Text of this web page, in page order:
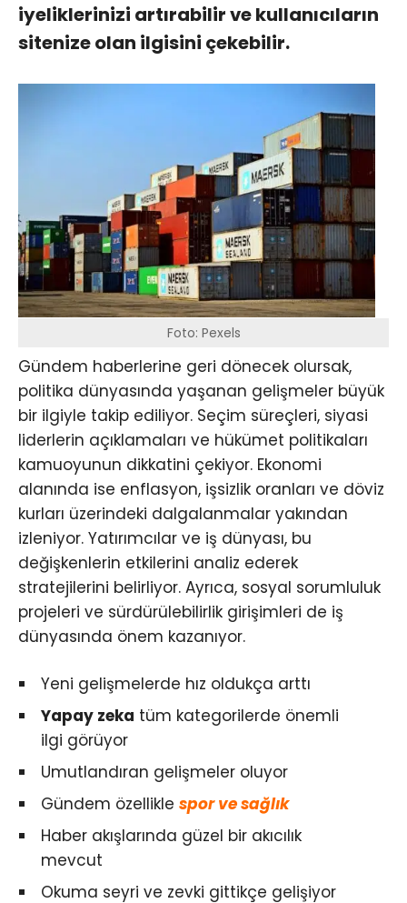
iyeliklerinizi artırabilir ve kullanıcıların
sitenize olan ilgisini çekebilir.
Foto: Pexels
Gündem haberlerine geri dönecek olursak,
politika dünyasında yaşanan gelişmeler büyük
bir ilgiyle takip ediliyor. Seçim süreçleri, siyasi
liderlerin açıklamaları ve hükümet politikaları
kamuoyunun dikkatini çekiyor. Ekonomi
alanında ise enflasyon, işsizlik oranları ve döviz
kurları üzerindeki dalgalanmalar yakından
izleniyor. Yatırımcılar ve iş dünyası, bu
değişkenlerin etkilerini analiz ederek
stratejilerini belirliyor. Ayrıca, sosyal sorumluluk
projeleri ve sürdürülebilirlik girişimleri de iş
dünyasında önem kazanıyor.
Yeni gelişmelerde hız oldukça arttı
Yapay zeka tüm kategorilerde önemli
ilgi görüyor
Umutlandıran gelişmeler oluyor
Gündem özellikle spor ve sağlık
Haber akışlarında güzel bir akıcılık
mevcut
Okuma seyri ve zevki gittikçe gelişiyor